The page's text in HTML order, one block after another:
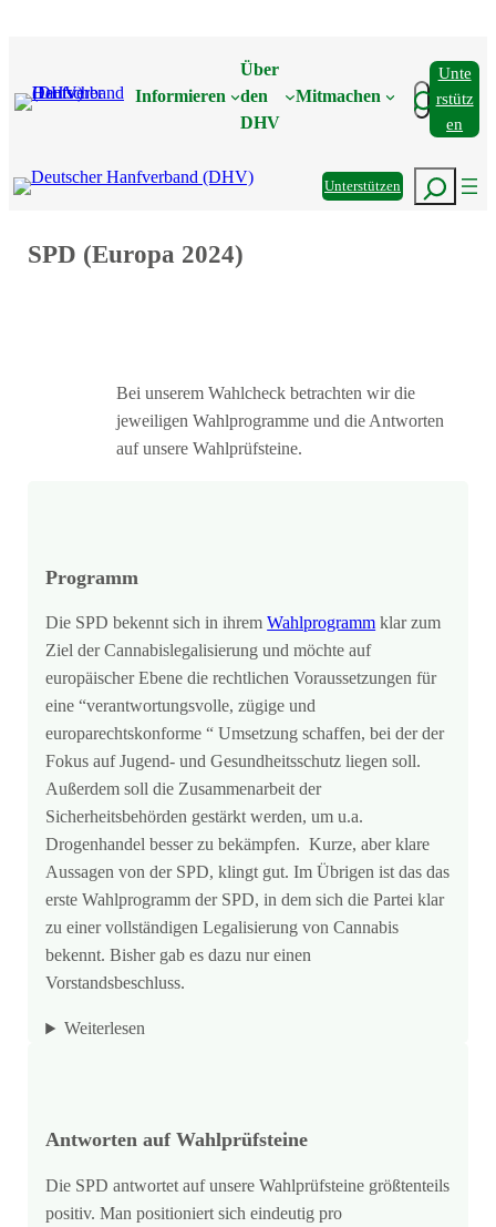
Informieren
Über
den
DHV
Mitmachen Suchen
Unte
Rstütz
En
UnterstützenSuchen
SPD (Europa 2024)
Bei unserem Wahlcheck betrachten wir die
jeweiligen Wahlprogramme und die Antworten
auf unsere Wahlprüfsteine.
Programm
Die SPD bekennt sich in ihremWahlprogramm klar zum
Ziel der Cannabislegalisierung und möchte auf
europäischer Ebene die rechtlichen Voraussetzungen für
eine “verantwortungsvolle, zügige und
europarechtskonforme “ Umsetzung schaffen, bei der der
Fokus auf Jugend- und Gesundheitsschutz liegen soll.
Außerdem soll die Zusammenarbeit der
Sicherheitsbehörden gestärkt werden, um u.a.
Drogenhandel besser zu bekämpfen. Kurze, aber klare
Aussagen von der SPD, klingt gut. Im Übrigen ist das das
erste Wahlprogramm der SPD, in dem sich die Partei klar
zu einer vollständigen Legalisierung von Cannabis
bekennt. Bisher gab es dazu nur einen
Vorstandsbeschluss.
Weiterlesen
Antworten auf Wahlprüfsteine
Die SPD antwortet auf unsere Wahlprüfsteine größtenteils
positiv. Man positioniert sich eindeutig pro